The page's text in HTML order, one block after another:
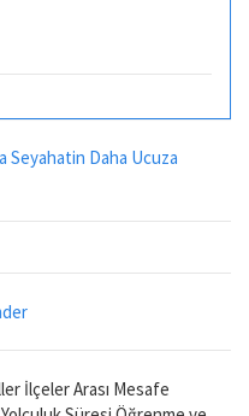
Seyahatin Daha Ucuza
İlçeler Arası Mesafe